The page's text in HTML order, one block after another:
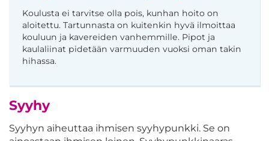
Koulusta ei tarvitse olla pois, kunhan hoito on
aloitettu. Tartunnasta on kuitenkin hyvä ilmoittaa
kouluun ja kavereiden vanhemmille. Pipot ja
kaulaliinat pidetään varmuuden vuoksi oman takin
hihassa.
Syyhy
Syyhyn aiheuttaa ihmisen syyhypunkki. Se on